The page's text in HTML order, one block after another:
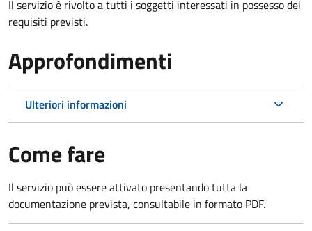
Il servizio è rivolto a tutti i soggetti interessati in possesso dei
requisiti previsti.
Approfondimenti
Ulteriori informazioni
Come fare
Il servizio può essere attivato presentando tutta la
documentazione prevista, consultabile in formato PDF.